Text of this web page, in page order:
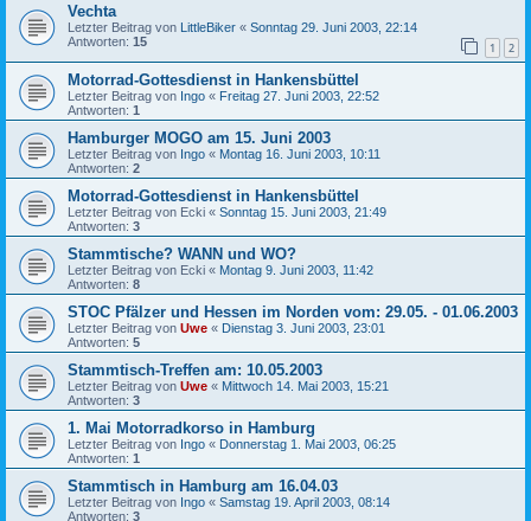
Vechta
Letzter Beitrag von LittleBiker « Sonntag 29. Juni 2003, 22:14
Antworten: 15 1 2
Motorrad-Gottesdienst in Hankensbüttel
Letzter Beitrag von Ingo « Freitag 27. Juni 2003, 22:52
Antworten: 1
Hamburger MOGO am 15. Juni 2003
Letzter Beitrag von Ingo « Montag 16. Juni 2003, 10:11
Antworten: 2
Motorrad-Gottesdienst in Hankensbüttel
Letzter Beitrag von Ecki « Sonntag 15. Juni 2003, 21:49
Antworten: 3
Stammtische? WANN und WO?
Letzter Beitrag von Ecki « Montag 9. Juni 2003, 11:42
Antworten: 8
STOC Pfälzer und Hessen im Norden vom: 29.05. - 01.06.2003
Letzter Beitrag von Uwe « Dienstag 3. Juni 2003, 23:01
Antworten: 5
Stammtisch-Treffen am: 10.05.2003
Letzter Beitrag von Uwe « Mittwoch 14. Mai 2003, 15:21
Antworten: 3
1. Mai Motorradkorso in Hamburg
Letzter Beitrag von Ingo « Donnerstag 1. Mai 2003, 06:25
Antworten: 1
Stammtisch in Hamburg am 16.04.03
Letzter Beitrag von Ingo « Samstag 19. April 2003, 08:14
Antworten: 3